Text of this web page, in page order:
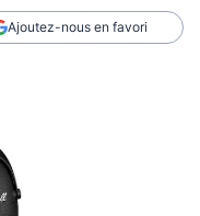
Ajoutez-nous en favori